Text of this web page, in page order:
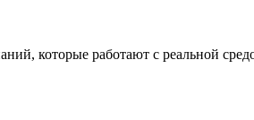
которые работают с реальной